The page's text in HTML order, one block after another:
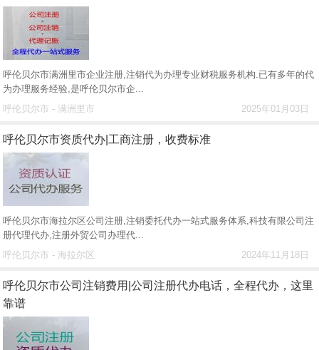
呼伦贝尔市满洲里市企业注册,注销代为办理专业财税服务机构.已有多年的代
为办理服务经验,是呼伦贝尔市企...
2025年01月03日
呼伦贝尔市 - 满洲里市
呼伦贝尔市资质代办|工商注册，收费标准
呼伦贝尔市海拉尔区公司注册,注销委托代办一站式服务体系,科技有限公司注
册代理代办,注册外贸公司办理代...
2024年11月18日
呼伦贝尔市 - 海拉尔区
呼伦贝尔市公司注销费用|公司注册代办电话，全程代办，这里
靠谱